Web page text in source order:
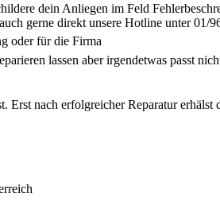
dein Anliegen im Feld
gerne direkt unsere Hotline unter 01/
oder für die Firma
lassen aber irgendetwas passt
Erst nach erfolgreicher Reparatur